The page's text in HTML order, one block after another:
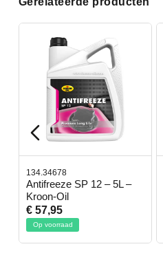
134.34678
Antifreeze SP 12 – 5L –
Kroon-Oil
€ 57,95
Op voorraad